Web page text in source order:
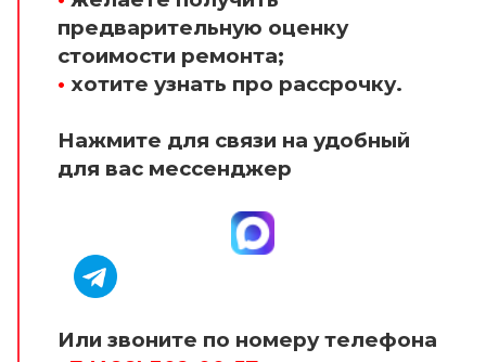
предварительную оценку
стоимости ремонта;
• хотите узнать про рассрочку.
Нажмите для связи на удобный
для вас мессенджер
Или звоните по номеру телефона